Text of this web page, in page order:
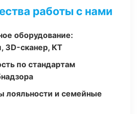
работы с нами
оборудование:
3D-сканер, КТ
по стандартам
лояльности и семейные